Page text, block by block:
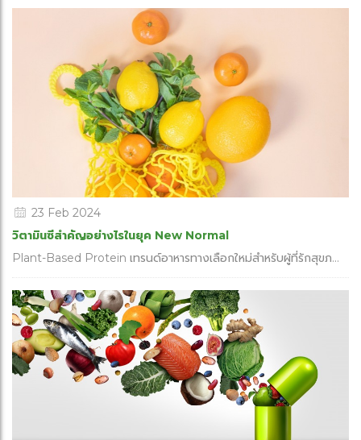
23 Feb 2024
วิตามินซีสำคัญอย่างไรในยุค New Normal
Plant-Based Protein เทรนด์อาหารทางเลือกใหม่สำหรับผู้ที่รักสุขภ...